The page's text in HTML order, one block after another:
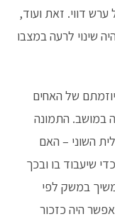
דווי. זאת ועוד,
שינוי לרעה במצבו
של האחים
במושב. התמונה
השוני – האם
שיעבוד בו ובכך
במשק לפי
היה כזכור